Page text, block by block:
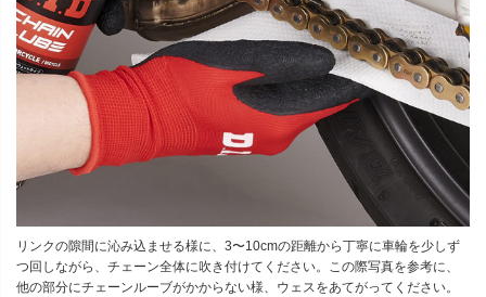
リンクの隙間に沁み込ませる様に、3〜10cmの距離から丁寧に車輪を少しず
つ回しながら、チェーン全体に吹き付けてください。この際写真を参考に、
他の部分にチェーンルーブがかからない様、ウェスをあてがってください。